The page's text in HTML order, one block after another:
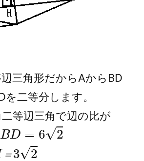
三角形だからAからBD
二等分します。
等辺三角で辺の比が
BD= 2
3